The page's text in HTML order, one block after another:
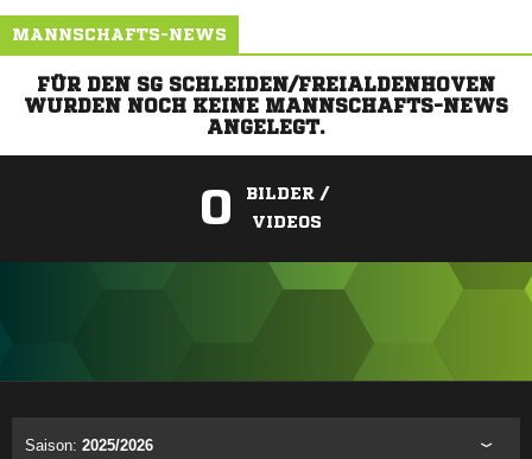
MANNSCHAFTS-NEWS
FÜR DEN SG SCHLEIDEN/FREIALDENHOVEN
WURDEN NOCH KEINE MANNSCHAFTS-NEWS
ANGELEGT.
0
BILDER /
VIDEOS
Saison: 2025/2026